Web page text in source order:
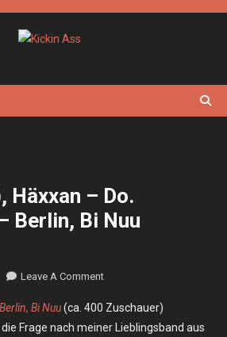
Häxxan – Do.
Berlin, Bi Nuu
Leave A CommentOn
(the),
Häxxan
Berlin, Bi Nuu(ca. 400 Zuschauer)
Frage nach meiner Lieblingsband aus